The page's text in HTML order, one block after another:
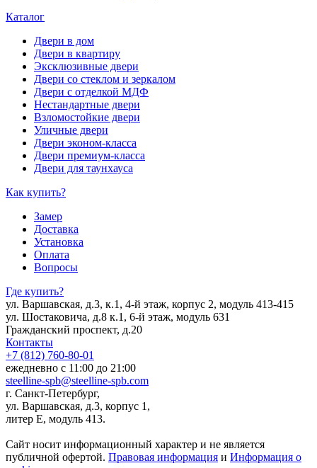
Каталог
Двери в дом
Двери в квартиру
Эксклюзивные двери
Двери со стеклом и зеркалом
Двери с отделкой МДФ
Нестандартные двери
Взломостойкие двери
Уличные двери
Двери эконом-класса
Двери премиум-класса
Двери для таунхауса
Как купить?
Замер
Доставка
Установка
Оплата
Вопросы
Где купить?
ул. Варшавская, д.3, к.1, 4-й этаж, корпус 2, модуль 413-415
ул. Шостаковича, д.8 к.1, 6-й этаж, модуль 631
Гражданский проспект, д.20
Контакты
+7 (812) 760-80-01
ежедневно с 11:00 до 21:00
steelline-spb@steelline-spb.com
г. Санкт-Петербург,
ул. Варшавская, д.3, корпус 1,
литер Е, модуль 413.
Сайт носит информационный характер и не является
публичной офертой. Правовая информация и Информация о